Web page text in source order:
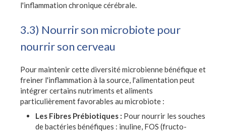
l'inflammation chronique cérébrale.
3.3) Nourrir son microbiote pour
nourrir son cerveau
Pour maintenir cette diversité microbienne bénéfique et
freiner l'inflammation à la source, l'alimentation peut
intégrer certains nutriments et aliments
particulièrement favorables au microbiote :
Les Fibres Prébiotiques : Pour nourrir les souches
de bactéries bénéfiques : inuline, FOS (fructo-